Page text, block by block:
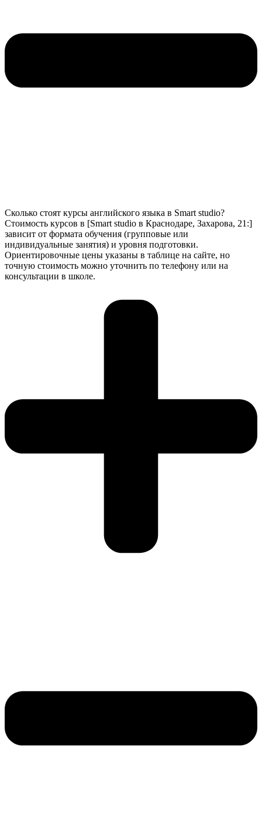
Сколько стоят курсы английского языка в Smart studio?
Стоимость курсов в [Smart studio в Краснодаре, Захарова, 21:]
зависит от формата обучения (групповые или
индивидуальные занятия) и уровня подготовки.
Ориентировочные цены указаны в таблице на сайте, но
точную стоимость можно уточнить по телефону или на
консультации в школе.